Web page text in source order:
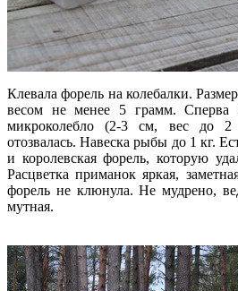
Клевала форель на колебалки.
весом не менее 5 грамм. Сперва
микроколебло (2-3 см, вес до
отозвалась. Навеска рыбы до 1 кг.
и королевская форель, которую
Расцветка приманок яркая,
форель не клюнула. Не мудрено,
мутная.